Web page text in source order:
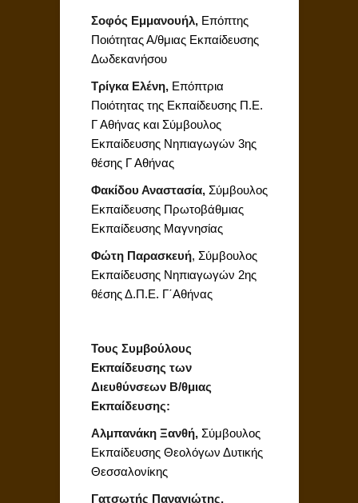
Σοφός Εμμανουήλ, Επόπτης
Ποιότητας Α/θμιας Εκπαίδευσης
Δωδεκανήσου
Τρίγκα Ελένη,Επόπτρια
Ποιότητας της Εκπαίδευσης Π.Ε.
Γ Αθήνας και Σύμβουλος
Εκπαίδευσης Νηπιαγωγών 3ης
θέσης Γ Αθήνας
Φακίδου Αναστασία,Σύμβουλος
Εκπαίδευσης Πρωτοβάθμιας
Εκπαίδευσης Μαγνησίας
Φώτη Παρασκευή, Σύμβουλος
Εκπαίδευσης Νηπιαγωγών 2ης
θέσης Δ.Π.Ε. Γ΄Αθήνας
Τους Συμβούλους
Εκπαίδευσης των
Διευθύνσεων Β/θμιας
Εκπαίδευσης:
Αλμπανάκη Ξανθή, Σύμβουλος
Εκπαίδευσης Θεολόγων Δυτικής
Θεσσαλονίκης
Γατσωτής Παναγιώτης,